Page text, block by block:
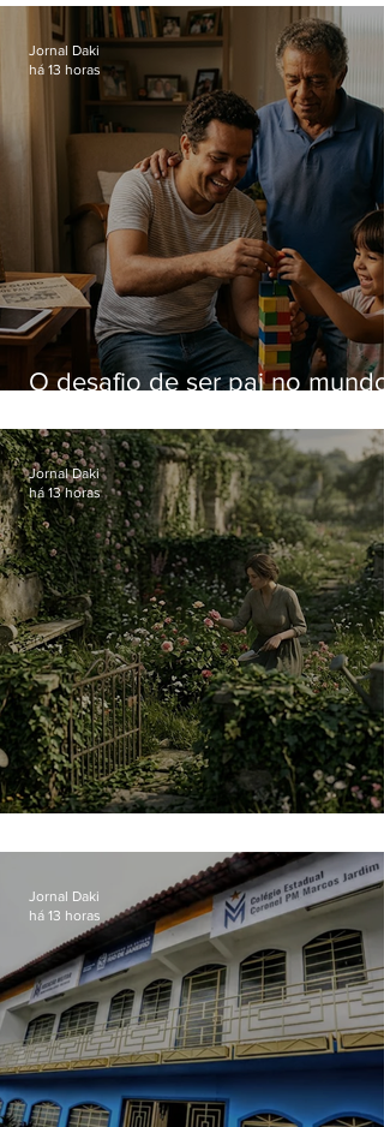
Hospital do Andaraí
O desafio de ser pai no mundo
Jornal Daki
há 13 horas
Jornal Daki
há 13 horas
Jornal Daki
há 13 horas